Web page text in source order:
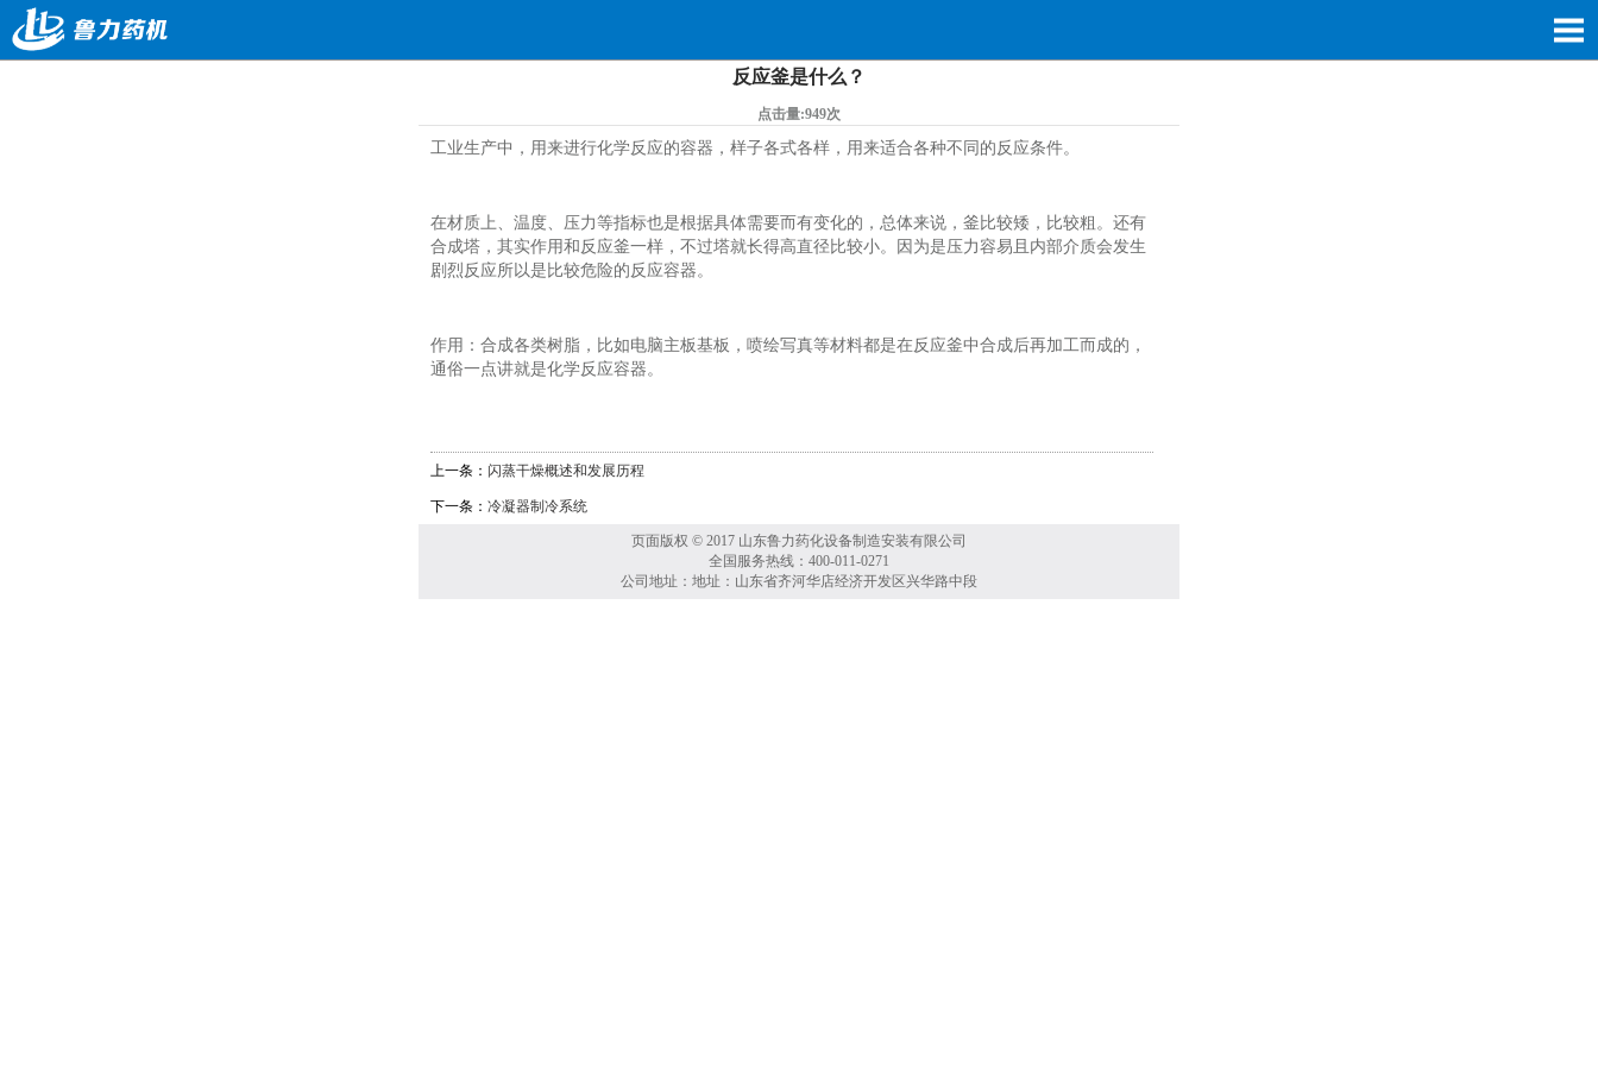
反应釜是什么？
点击量:949次
工业生产中，用来进行化学反应的容器，样子各式各样，用来适合各种不同的反应条件。
在材质上、温度、压力等指标也是根据具体需要而有变化的，总体来说，釜比较矮，比较粗。还有
合成塔，其实作用和反应釜一样，不过塔就长得高直径比较小。因为是压力容易且内部介质会发生
剧烈反应所以是比较危险的反应容器。
作用：合成各类树脂，比如电脑主板基板，喷绘写真等材料都是在反应釜中合成后再加工而成的，
通俗一点讲就是化学反应容器。
上一条： 闪蒸干燥概述和发展历程
下一条： 冷凝器制冷系统
页面版权 © 2017 山东鲁力药化设备制造安装有限公司
全国服务热线：400-011-0271
公司地址：地址：山东省齐河华店经济开发区兴华路中段